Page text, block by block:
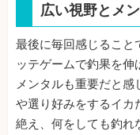
広い視野とメ
最後に毎回感じること
ッテゲームで釣果を伸
メンタルも重要だと
や選り好みをするイカ
絶え、何をしても釣れ